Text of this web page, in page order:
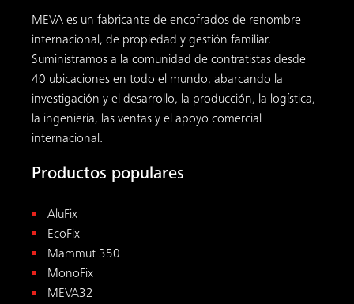
MEVA es un fabricante de encofrados de renombre
internacional, de propiedad y gestión familiar.
Suministramos a la comunidad de contratistas desde
40 ubicaciones en todo el mundo, abarcando la
investigación y el desarrollo, la producción, la logística,
la ingeniería, las ventas y el apoyo comercial
internacional.
Productos populares
AluFix
EcoFix
Mammut 350
MonoFix
MEVA32